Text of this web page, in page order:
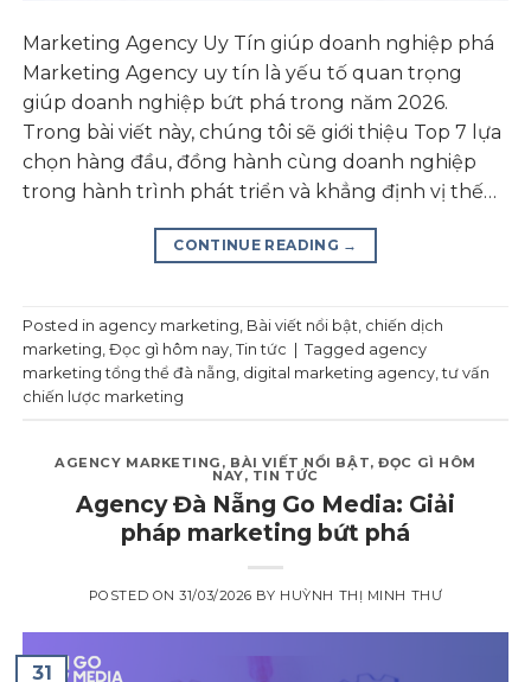
Marketing Agency Uy Tín giúp doanh nghiệp phá
Marketing Agency uy tín là yếu tố quan trọng
giúp doanh nghiệp bứt phá trong năm 2026.
Trong bài viết này, chúng tôi sẽ giới thiệu Top 7 lựa
chọn hàng đầu, đồng hành cùng doanh nghiệp
trong hành trình phát triển và khẳng định vị thế…
CONTINUE READING →
Posted in agency marketing, Bài viết nổi bật, chiến dịch
marketing,Đọc gì hôm nay,Tin tức Tagged agency
marketing tổng thể đà nẵng, digital marketing agency,tư vấn
chiến lược marketing
AGENCY MARKETING , BÀI VIẾT NỔI BẬT,ĐỌC GÌ HÔM
NAY, TIN TỨC
Agency Đà Nẵng Go Media: Giải
pháp marketing bứt phá
POSTED ON31/03/2026 BY HUỲNH THỊ MINH THƯ
31